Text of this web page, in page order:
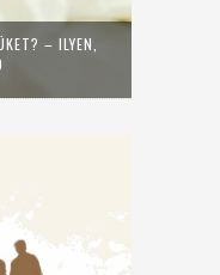
– ILYEN,